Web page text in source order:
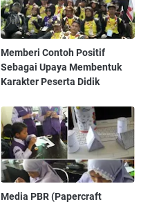
Memberi Contoh Positif
Sebagai Upaya Membentuk
Karakter Peserta Didik
Media PBR (Papercraft